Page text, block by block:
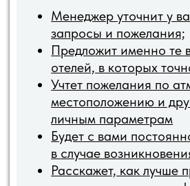
можем рекомендовать